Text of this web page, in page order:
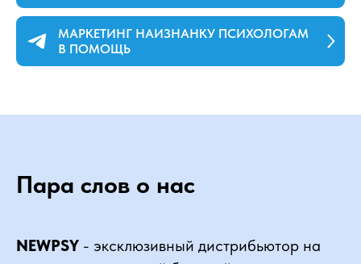
МАРКЕТИНГ НАИЗНАНКУ ПСИХОЛОГАМ
В ПОМОЩЬ
Пара слов о нас
NEWPSY - эксклюзивный дистрибьютор на